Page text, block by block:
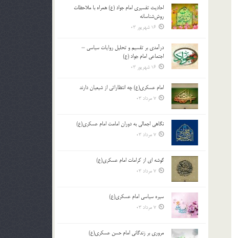
احادیث تفسیری امام جواد (ع) همراه با ملاحظات
روش‌شناسانه
16 شهریور 03
درآمدی بر تقسیم و تحلیل روایات سیاسی –
اجتماعی امام جواد (ع)
16 شهریور 03
امام عسکری(ع) چه انتظاراتی از شیعیان دارند
7 مرداد 03
نگاهی اجمالی به دوران امامت امام عسکری(ع)
7 مرداد 03
گوشه ای از کرامات امام عسکری(ع)
7 مرداد 03
سیره سیاسی امام عسکری(ع)
7 مرداد 03
مروری بر زندگانی امام حسن عسکری(ع)